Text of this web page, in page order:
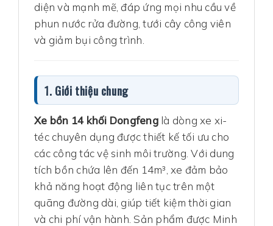
diện và mạnh mẽ, đáp ứng mọi nhu cầu về
phun nước rửa đường, tưới cây công viên
và giảm bụi công trình.
1. Giới thiệu chung
Xe bồn 14 khối Dongfenglà dòng xe xi-
téc chuyên dụng được thiết kế tối ưu cho
các công tác vệ sinh môi trường. Với dung
tích bồn chứa lên đến 14m³, xe đảm bảo
khả năng hoạt động liên tục trên một
quãng đường dài, giúp tiết kiệm thời gian
và chi phí vận hành. Sản phẩm được Minh